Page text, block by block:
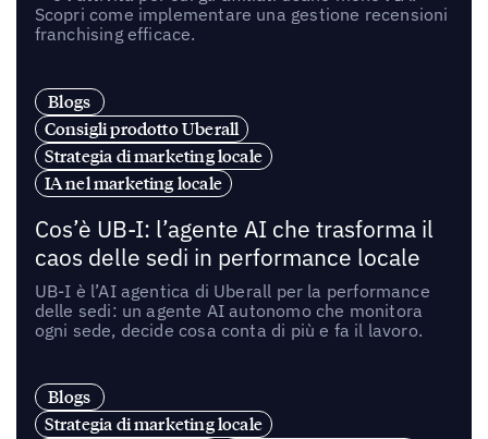
Scopri come implementare una gestione recensioni
franchising efficace.
Blogs
Consigli prodotto Uberall
Strategia di marketing locale
IA nel marketing locale
Cos’è UB-I: l’agente AI che trasforma il
caos delle sedi in performance locale
UB-I è l’AI agentica di Uberall per la performance
delle sedi: un agente AI autonomo che monitora
ogni sede, decide cosa conta di più e fa il lavoro.
Blogs
Strategia di marketing locale